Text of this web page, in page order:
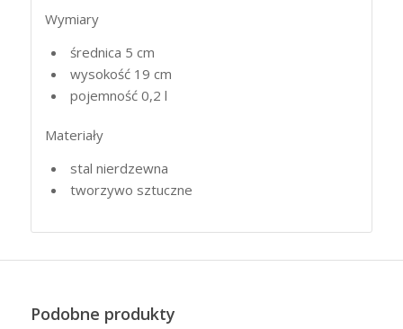
Wymiary
średnica 5 cm
wysokość 19 cm
pojemność 0,2 l
Materiały
stal nierdzewna
tworzywo sztuczne
Podobne produkty